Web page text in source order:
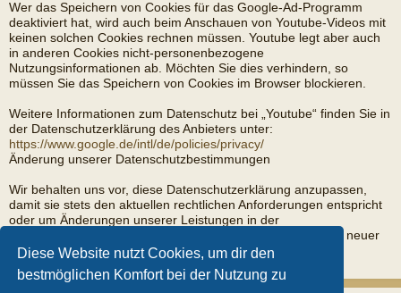
Diese Website nutzt Cookies, um dir den
bestmöglichen Komfort bei der Nutzung zu
Wer das Speichern von Cookies für das Google-Ad-Programm
deaktiviert hat, wird auch beim Anschauen von Youtube-Videos mit
keinen solchen Cookies rechnen müssen. Youtube legt aber auch
in anderen Cookies nicht-personenbezogene
Nutzungsinformationen ab. Möchten Sie dies verhindern, so
müssen Sie das Speichern von Cookies im Browser blockieren.
Weitere Informationen zum Datenschutz bei „Youtube“ finden Sie in
der Datenschutzerklärung des Anbieters unter:
https://www.google.de/intl/de/policies/privacy/
Änderung unserer Datenschutzbestimmungen
Wir behalten uns vor, diese Datenschutzerklärung anzupassen,
damit sie stets den aktuellen rechtlichen Anforderungen entspricht
oder um Änderungen unserer Leistungen in der
Datenschutzerklärung umzusetzen, z.B. bei der Einführung neuer
Services. Für Ihren erneuten Besuch gilt dann die neue
Datenschutzerklärung.